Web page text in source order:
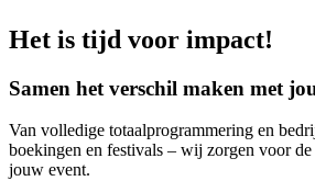
Het is tijd voor impact!
Samen het verschil maken met
Van volledige totaalprogrammering en
boekingen en festivals – wij zorgen voor
jouw event.